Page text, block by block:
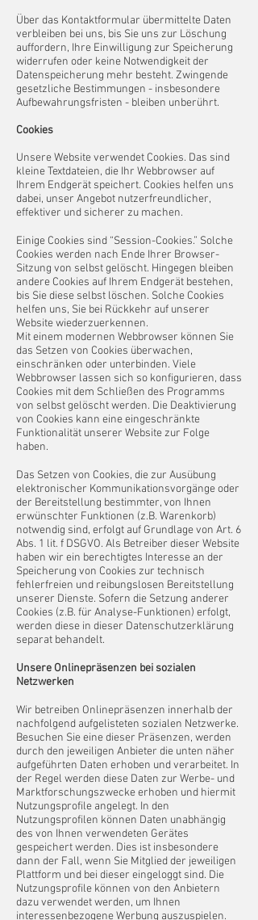
Über das Kontaktformular übermittelte Daten
verbleiben bei uns, bis Sie uns zur Löschung
auffordern, Ihre Einwilligung zur Speicherung
widerrufen oder keine Notwendigkeit der
Datenspeicherung mehr besteht. Zwingende
gesetzliche Bestimmungen - insbesondere
Aufbewahrungsfristen - bleiben unberührt.
Cookies
Unsere Website verwendet Cookies. Das sind
kleine Textdateien, die Ihr Webbrowser auf
Ihrem Endgerät speichert. Cookies helfen uns
dabei, unser Angebot nutzerfreundlicher,
effektiver und sicherer zu machen.
Einige Cookies sind “Session-Cookies.” Solche
Cookies werden nach Ende Ihrer Browser-
Sitzung von selbst gelöscht. Hingegen bleiben
andere Cookies auf Ihrem Endgerät bestehen,
bis Sie diese selbst löschen. Solche Cookies
helfen uns, Sie bei Rückkehr auf unserer
Website wiederzuerkennen.
Mit einem modernen Webbrowser können Sie
das Setzen von Cookies überwachen,
einschränken oder unterbinden. Viele
Webbrowser lassen sich so konfigurieren, dass
Cookies mit dem Schließen des Programms
von selbst gelöscht werden. Die Deaktivierung
von Cookies kann eine eingeschränkte
Funktionalität unserer Website zur Folge
haben.
Das Setzen von Cookies, die zur Ausübung
elektronischer Kommunikationsvorgänge oder
der Bereitstellung bestimmter, von Ihnen
erwünschter Funktionen (z.B. Warenkorb)
notwendig sind, erfolgt auf Grundlage von Art. 6
Abs. 1 lit. f DSGVO. Als Betreiber dieser Website
haben wir ein berechtigtes Interesse an der
Speicherung von Cookies zur technisch
fehlerfreien und reibungslosen Bereitstellung
unserer Dienste. Sofern die Setzung anderer
Cookies (z.B. für Analyse-Funktionen) erfolgt,
werden diese in dieser Datenschutzerklärung
separat behandelt.
Unsere Onlinepräsenzen bei sozialen
Netzwerken
Wir betreiben Onlinepräsenzen innerhalb der
nachfolgend aufgelisteten sozialen Netzwerke.
Besuchen Sie eine dieser Präsenzen, werden
durch den jeweiligen Anbieter die unten näher
aufgeführten Daten erhoben und verarbeitet. In
der Regel werden diese Daten zur Werbe- und
Marktforschungszwecke erhoben und hiermit
Nutzungsprofile angelegt. In den
Nutzungsprofilen können Daten unabhängig
des von Ihnen verwendeten Gerätes
gespeichert werden. Dies ist insbesondere
dann der Fall, wenn Sie Mitglied der jeweiligen
Plattform und bei dieser eingeloggt sind. Die
Nutzungsprofile können von den Anbietern
dazu verwendet werden, um Ihnen
interessenbezogene Werbung auszuspielen.